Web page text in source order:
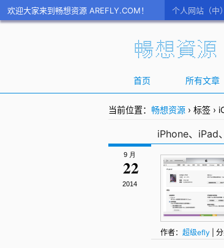
欢迎大家来到畅想资源 AREFLY.COM！ 个人网站（中）
首页 所有文章
当前位置： 畅想资源 › 标签 ›
iPhone、iPad
9 月
22
2014
作者： 超级efly |